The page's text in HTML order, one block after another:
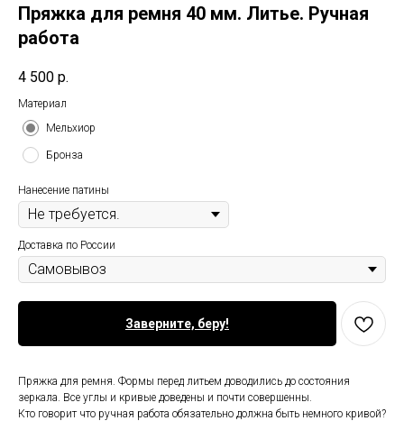
Пряжка для ремня 40 мм. Литье. Ручная
работа
4 500 р.
Материал
Мельхиор
Бронза
Нанесение патины
Доставка по России
Заверните, беру!
Пряжка для ремня. Формы перед литьем доводились до состояния
зеркала. Все углы и кривые доведены и почти совершенны.
Кто говорит что ручная работа обязательно должна быть немного кривой?